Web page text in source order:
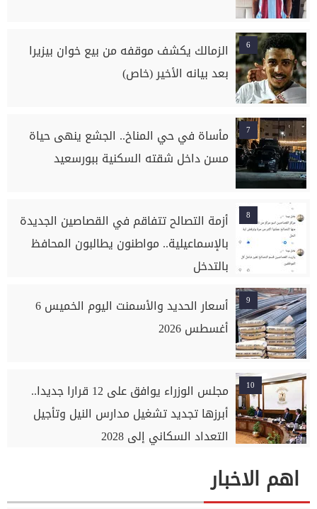
6
الزمالك يكشف موقفه من بيع خوان بيزيرا
بعد بيانه الأخير (خاص)
7
مأساة في حي المناخ.. الجشع ينهى حياة
مسن داخل شقته السكنية ببورسعيد
8
أزمة التصالح تتفاقم في القصاصين الجديدة
بالإسماعيلية.. مواطنون يطالبون المحافظ
بالتدخل
9
أسعار الحديد والأسمنت اليوم الخميس 6
أغسطس 2026
10
مجلس الوزراء يوافق على 12 قرارا جديدا..
أبرزها تجديد تشغيل مدارس النيل وتأجيل
التعداد السكاني إلى 2028
اهم الاخبار